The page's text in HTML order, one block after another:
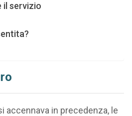
il servizio
accennava in precedenza, le